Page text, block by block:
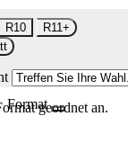
R10
R11+
Formatgeordnet an.